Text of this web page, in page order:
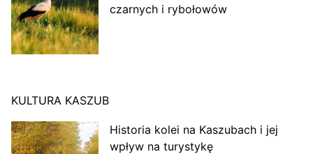
czarnych i rybołowów
KULTURA KASZUB
Historia kolei na Kaszubach i jej
wpływ na turystykę